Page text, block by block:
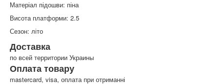
Матеріал підошви: піна
Висота платформи: 2.5
Сезон: літо
Доставка
по всей территории Украины
Оплата товару
mastercard, visa, оплата при отриманні